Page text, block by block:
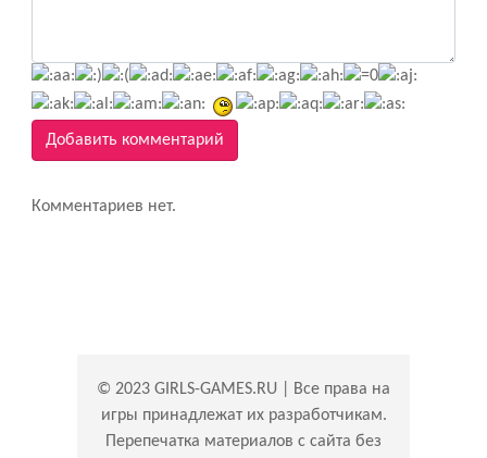
Добавить комментарий
Комментариев нет.
© 2023 GIRLS-GAMES.RU | Все права на
игры принадлежат их разработчикам.
Перепечатка материалов с сайта без